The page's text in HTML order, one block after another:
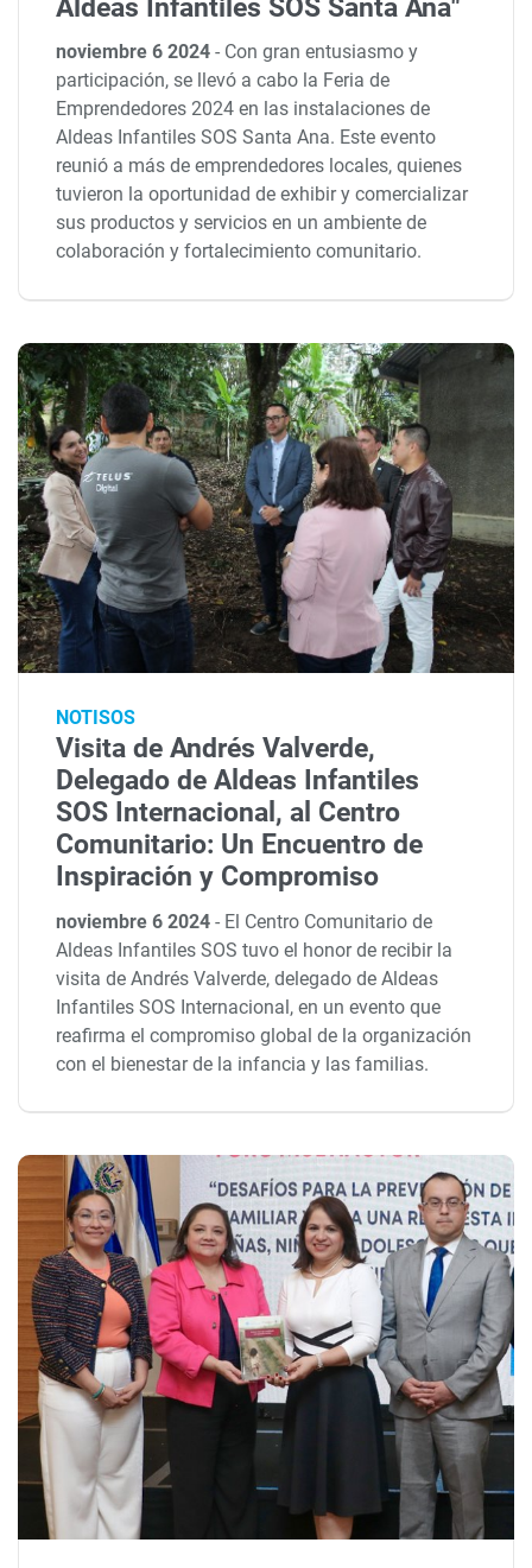
Aldeas Infantiles SOS Santa Ana"
noviembre 6 2024- Con gran entusiasmo y
participación, se llevó a cabo la Feria de
Emprendedores 2024 en las instalaciones de
Aldeas Infantiles SOS Santa Ana. Este evento
reunió a más de emprendedores locales, quienes
tuvieron la oportunidad de exhibir y comercializar
sus productos y servicios en un ambiente de
colaboración y fortalecimiento comunitario.
NOTISOS
Visita de Andrés Valverde,
Delegado de Aldeas Infantiles
SOS Internacional, al Centro
Comunitario: Un Encuentro de
Inspiración y Compromiso
noviembre 6 2024- El Centro Comunitario de
Aldeas Infantiles SOS tuvo el honor de recibir la
visita de Andrés Valverde, delegado de Aldeas
Infantiles SOS Internacional, en un evento que
reafirma el compromiso global de la organización
con el bienestar de la infancia y las familias.